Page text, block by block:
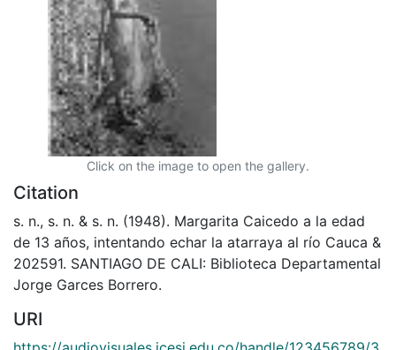
Click on the image to open the gallery.
Citation
s. n., s. n. & s. n. (1948). Margarita Caicedo a la edad
de 13 años, intentando echar la atarraya al río Cauca &
202591. SANTIAGO DE CALI: Biblioteca Departamental
Jorge Garces Borrero.
URI